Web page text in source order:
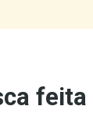
Escaroupim